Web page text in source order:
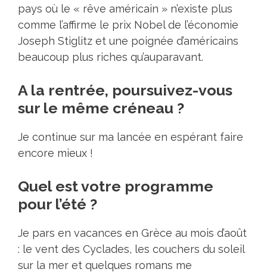
pays où le « rêve américain » n’existe plus
comme l’affirme le prix Nobel de l’économie
Joseph Stiglitz et une poignée d’américains
beaucoup plus riches qu’auparavant.
A la rentrée, poursuivez-vous
sur le même créneau ?
Je continue sur ma lancée en espérant faire
encore mieux !
Quel est votre programme
pour l’été ?
Je pars en vacances en Grèce au mois d’août
: le vent des Cyclades, les couchers du soleil
sur la mer et quelques romans me